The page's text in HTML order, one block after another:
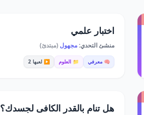
اختبار علمي
منشئ التحدي:مجهول(مبتدئ)
🧠 معرفي 📁 العلوم ▶️ لعبها 2
هل تنام بالقدر الكافى لجسدك؟